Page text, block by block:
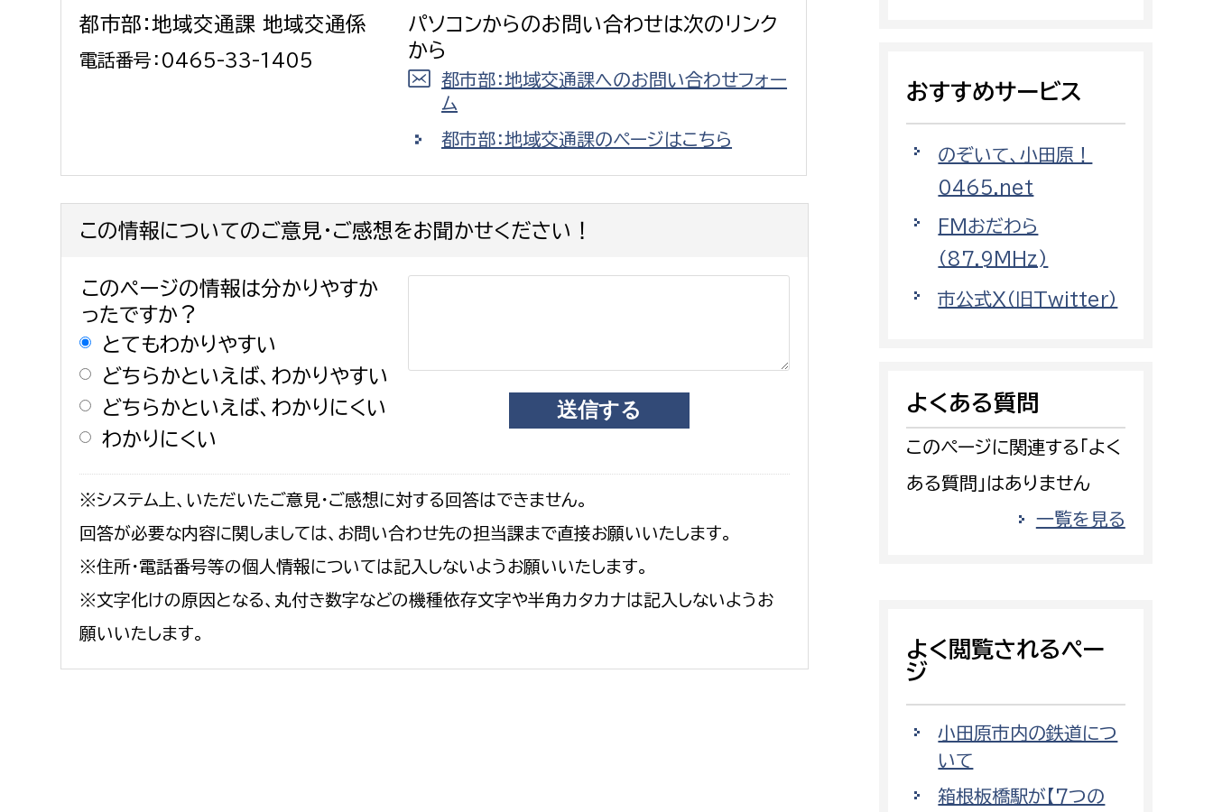
外国人
ペット
消防
市議会
障がい福祉課
保険課
水産海浜課
土木管理課
道水路整備課
みどり公園課
建築課
会計管理者 市立総合医療センター
病院管理局：医事課
消防総務課
予防課
警防計画課
情報司令課
警防第2課
上下水道局
経営総務課
給排水業務課
水道整備課
下水道整備課
教育総務課
保健給食課
教育指導課
監査事務局
監査事務局
農業委員会事務局 議会局
都市部：地域交通課 地域交通係
電話番号：0465-33-1405
パソコンからのお問い合わせは次のリンク
から
都市部：地域交通課へのお問い合わせフォー
ム
都市部：地域交通課のページはこちら
この情報についてのご意見・ご感想をお聞かせください！
このページの情報は分かりやすか
ったですか？
とてもわかりやすい
どちらかといえば、わかりやすい
どちらかといえば、わかりにくい
わかりにくい
※システム上、いただいたご意見・ご感想に対する回答はできません。
回答が必要な内容に関しましては、お問い合わせ先の担当課まで直接お願いいたします。
※住所・電話番号等の個人情報については記入しないようお願いいたします。
※文字化けの原因となる、丸付き数字などの機種依存文字や半角カタカナは記入しないようお
願いいたします。
おすすめサービス
のぞいて、小田原！
0465.net
FMおだわら
（87.9MHz)
市公式X（旧Twitter）
よくある質問
このページに関連する「よく
ある質問」はありません
一覧を見る
よく閲覧されるペー
ジ
小田原市内の鉄道につ
いて
箱根板橋駅が【7つの